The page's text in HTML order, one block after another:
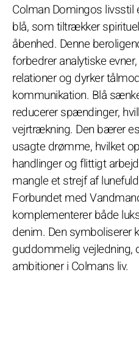
Colman Domingos livsstil
blå, som tiltrækker
åbenhed. Denne
forbedrer analytiske
relationer og dyrker
kommunikation. Blå
reducerer spændinger,
vejrtrækning. Den bærer
usagte drømme, hvilket
handlinger og flittigt
mangle et strejf af
Forbundet med
komplementerer både
denim. Den symboliserer
guddommelig vejledning,
ambitioner i Colmans liv.